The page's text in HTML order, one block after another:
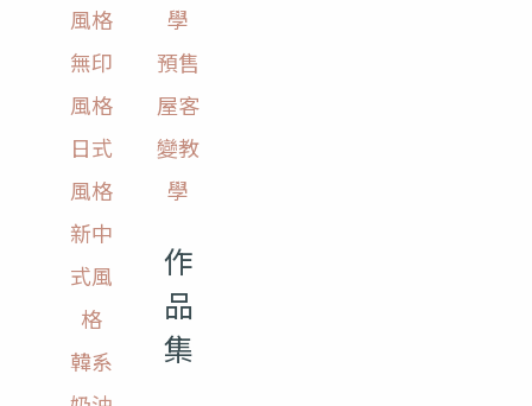
風格
無印
風格
日式
風格
新中
式風
格
韓系
學
預售
屋客
變教
學
作
品
集